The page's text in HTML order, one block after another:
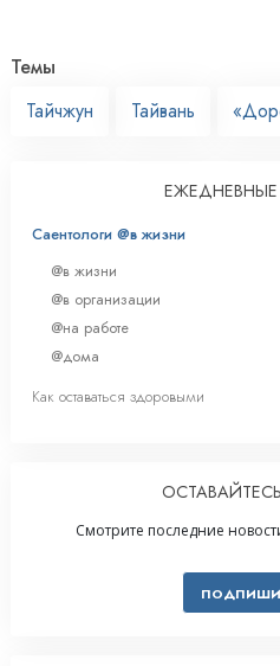
Темы
Тайчжун
Тайвань
Саентологи @в жизни
@в жизни
@в организации
@на работе
@дома
Как оставаться здоровыми
Смотрите последние